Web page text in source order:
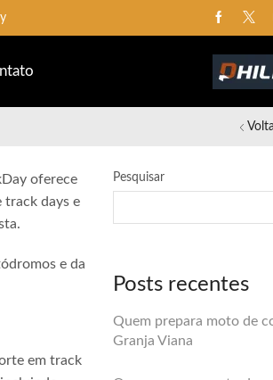
oferece
track days e
e da
em track
Pesquisar
Posts recentes
Quem prepara moto de
Granja Viana